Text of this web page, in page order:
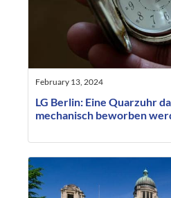
February 13, 2024
LG Berlin: Eine Quarzuhr
mechanisch beworben